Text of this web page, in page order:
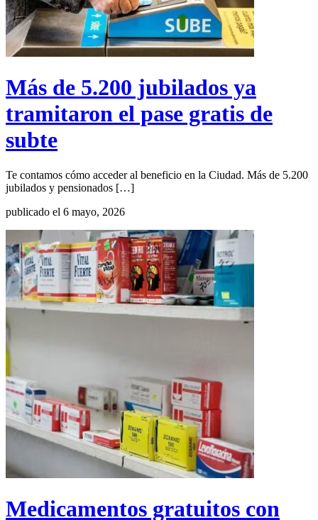
Más de 5.200 jubilados ya
tramitaron el pase gratis de
subte
Te contamos cómo acceder al beneficio en la Ciudad. Más de 5.200
jubilados y pensionados […]
publicado el 6 mayo, 2026
Medicamentos gratuitos con